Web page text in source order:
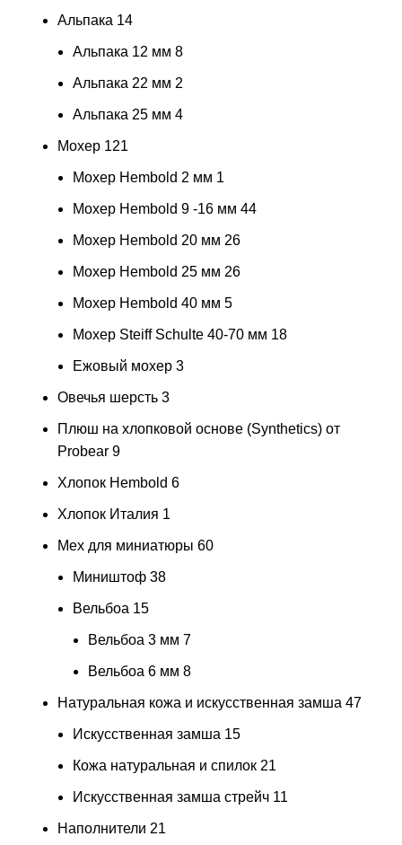
Альпака 14
Альпака 12 мм 8
Альпака 22 мм 2
Альпака 25 мм 4
Мохер 121
Мохер Hembold 2 мм 1
Мохер Hembold 9 -16 мм 44
Мохер Hembold 20 мм 26
Мохер Hembold 25 мм 26
Мохер Hembold 40 мм 5
Мохер Steiff Schulte 40-70 мм 18
Ежовый мохер 3
Овечья шерсть 3
Плюш на хлопковой основе (Synthetics) от
Probear 9
Хлопок Hembold 6
Хлопок Италия 1
Мех для миниатюры 60
Миништоф 38
Вельбоа 15
Вельбоа 3 мм 7
Вельбоа 6 мм 8
Натуральная кожа и искусственная замша 47
Искусственная замша 15
Кожа натуральная и спилок 21
Искусственная замша стрейч 11
Наполнители 21